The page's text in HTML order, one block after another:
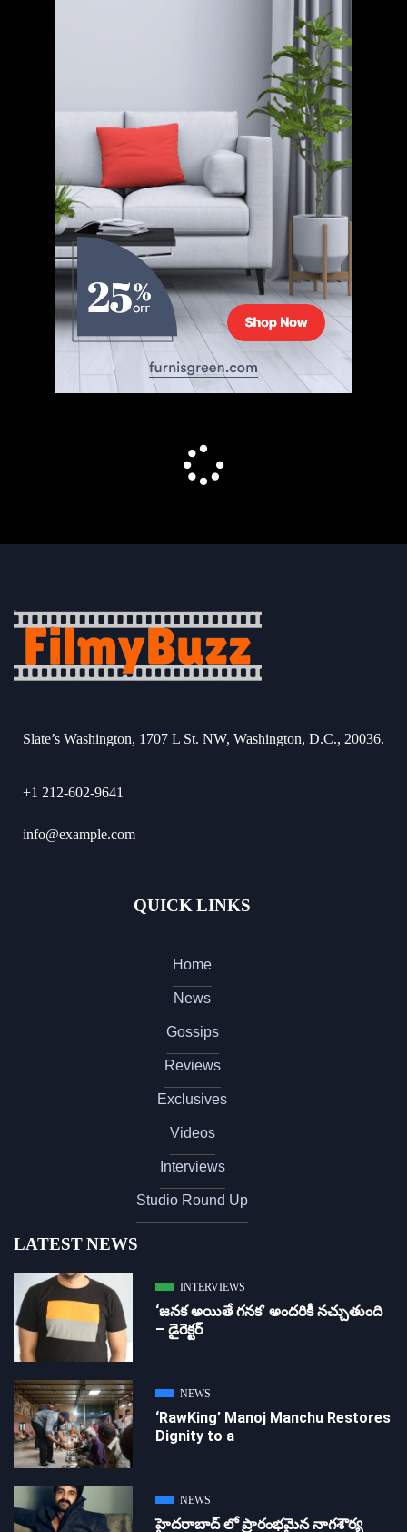
Slate’s Washington, 1707 L St. NW, Washington, D.C., 20036.
+1 212-602-9641
info@example.com
QUICK LINKS
Home
News
Gossips
Reviews
Exclusives
Videos
Interviews
Studio Round Up
LATEST NEWS
INTERVIEWS
‘జ‌న‌క అయితే గ‌న‌క‌’ అందరికీ నచ్చుతుంది
– డైరెక్ట‌ర్
NEWS
‘RawKing’ Manoj Manchu Restores
Dignity to a
NEWS
హైదరాబాద్ లో ప్రారంభమైన నాగశౌర్య